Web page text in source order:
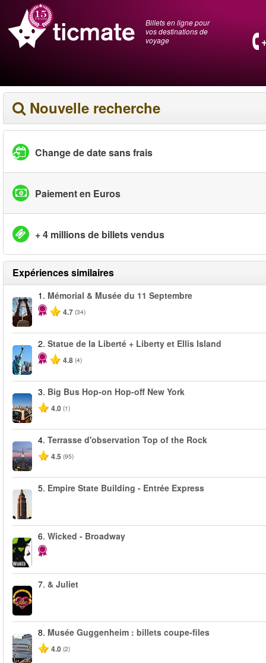
Billets en ligne pour
vos destinations de
voyage
Nouvelle recherche
Change de date sans frais
Paiement en Euros
+ 4 millions de billets vendus
Expériences similaires
1. Mémorial & Musée du 11 Septembre
4.7 (34)
2. Statue de la Liberté + Liberty et Ellis Island
4.8 (4)
3. Big Bus Hop-on Hop-off New York
4.0 (1)
4. Terrasse d'observation Top of the Rock
4.5 (95)
5. Empire State Building - Entrée Express
6. Wicked - Broadway
7. & Juliet
8. Musée Guggenheim : billets coupe-files
4.0 (2)